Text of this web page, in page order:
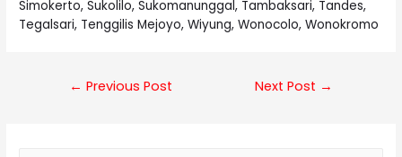
Simokerto, Sukolilo, Sukomanunggal, Tambaksari, Tandes,
Tegalsari, Tenggilis Mejoyo, Wiyung, Wonocolo, Wonokromo
Post
← Previous Post Next Post →